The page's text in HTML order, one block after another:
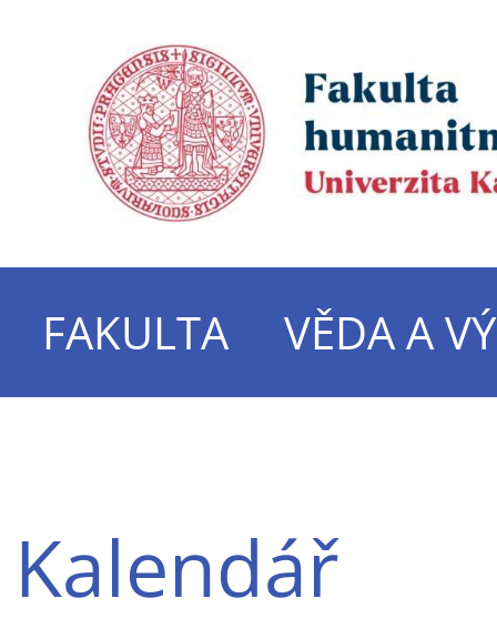
FAKULTA VĚDA A
Kalendář